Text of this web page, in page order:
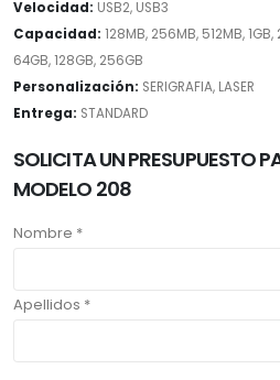
Velocidad: USB2, USB3
Capacidad: 128MB, 256MB, 512MB, 1GB,
64GB, 128GB, 256GB
Personalización: SERIGRAFIA, LASER
Entrega: STANDARD
SOLICITA UN PRESUPUESTO
MODELO 208
Nombre *
Apellidos *